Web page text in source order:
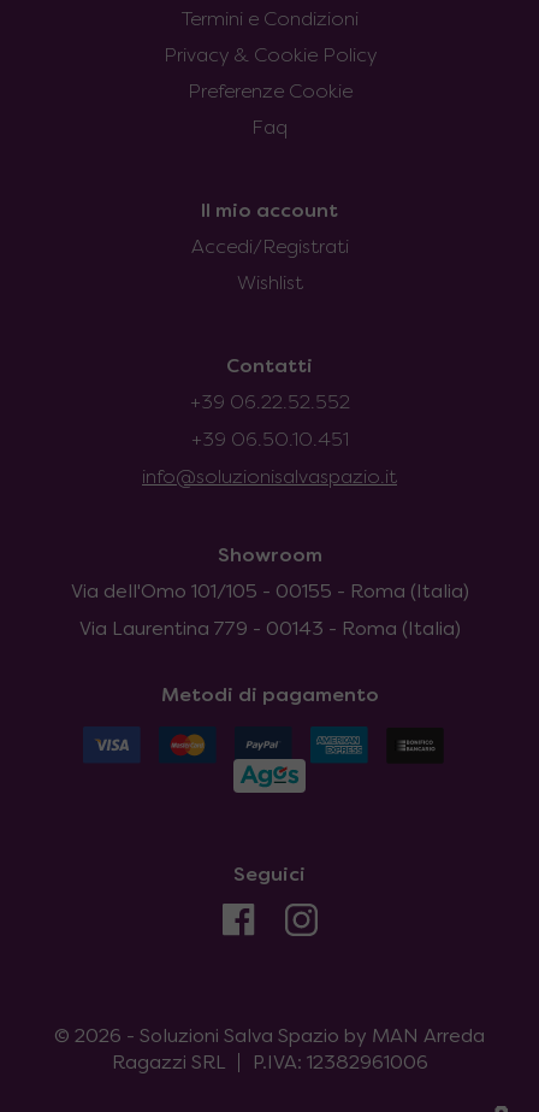
Termini e Condizioni
Privacy & Cookie Policy
Preferenze Cookie
Faq
Il mio account
Accedi/Registrati
Wishlist
Contatti
+39 06.22.52.552
+39 06.50.10.451
info@soluzionisalvaspazio.it
Showroom
Via dell'Omo 101/105 - 00155 - Roma (Italia)
Via Laurentina 779 - 00143 - Roma (Italia)
Metodi di pagamento
Seguici
© 2026 - Soluzioni Salva Spazio by MAN Arreda
Ragazzi SRL
P.IVA: 12382961006